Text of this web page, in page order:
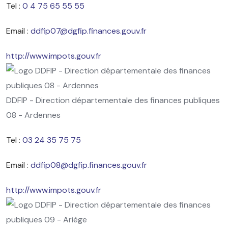
Tel : 0 4 75 65 55 55
Email : ddfip07@dgfip.finances.gouv.fr
http://www.impots.gouv.fr
DDFIP - Direction départementale des finances publiques
08 - Ardennes
Tel : 03 24 35 75 75
Email : ddfip08@dgfip.finances.gouv.fr
http://www.impots.gouv.fr